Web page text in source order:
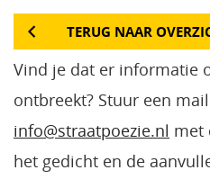
TERUG NAAR
Vind je dat er informatie
ontbreekt? Stuur een
info@straatpoezie.nl met
het gedicht en de